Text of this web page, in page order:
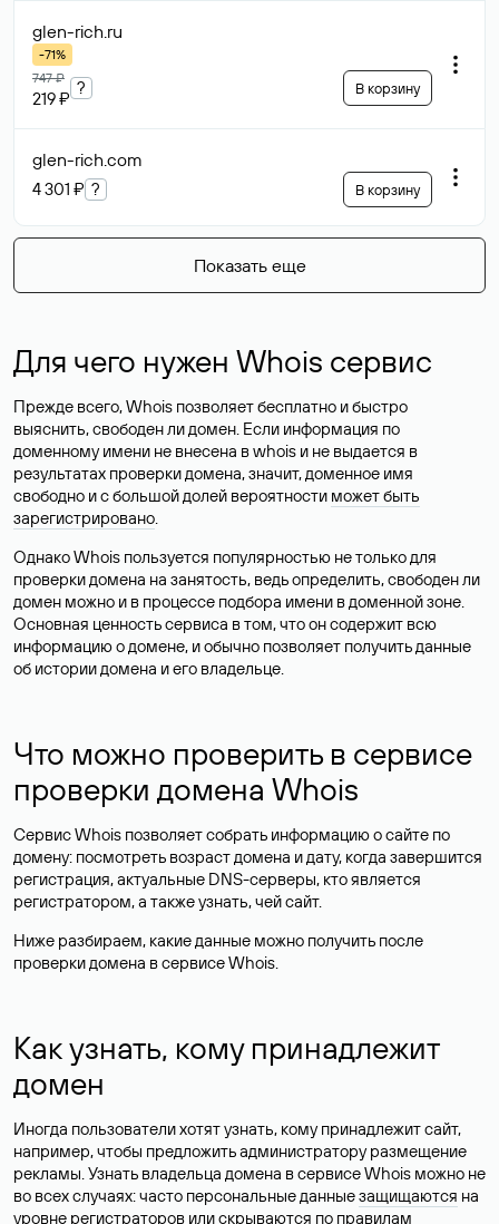
glen-rich.ru
-71%
747 ₽
219 ₽
? В корзину
glen-rich.com
4 301 ₽ ? В корзину
Показать еще
Для чего нужен Whois сервис
Прежде всего, Whois позволяет бесплатно и быстро
выяснить, свободен ли домен. Если информация по
доменному имени не внесена в whois и не выдается в
результатах проверки домена, значит, доменное имя
свободно и с большой долей вероятности может быть
зарегистрировано.
Однако Whois пользуется популярностью не только для
проверки домена на занятость, ведь определить, свободен ли
домен можно и в процессе подбора имени в доменной зоне.
Основная ценность сервиса в том, что он содержит всю
информацию о домене, и обычно позволяет получить данные
об истории домена и его владельце.
Что можно проверить в сервисе
проверки домена Whois
Сервис Whois позволяет собрать информацию о сайте по
домену: посмотреть возраст домена и дату, когда завершится
регистрация, актуальные DNS-серверы, кто является
регистратором, а также узнать, чей сайт.
Ниже разбираем, какие данные можно получить после
проверки домена в сервисе Whois.
Как узнать, кому принадлежит
домен
Иногда пользователи хотят узнать, кому принадлежит сайт,
например, чтобы предложить администратору размещение
рекламы. Узнать владельца домена в сервисе Whois можно не
во всех случаях: часто персональные данныезащищаются на
уровне регистраторов или скрываются по правилам